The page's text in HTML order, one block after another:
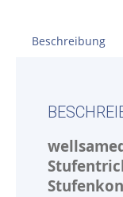
Beschreibung